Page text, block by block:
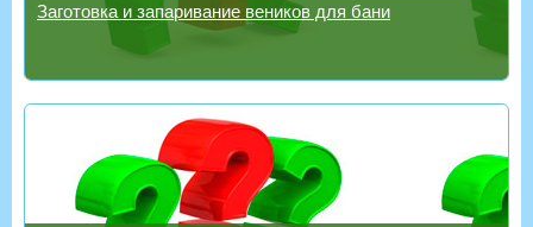
Заготовка и запаривание веников для бани